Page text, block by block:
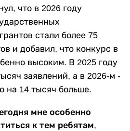
что в 2026 году
стали более 75
и добавил, что конкурс в
высоким. В 2025 году
заявлений, а в 2026-м -
на 14 тысяч больше.
мне особенно
к тем ребятам,